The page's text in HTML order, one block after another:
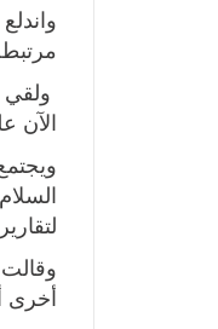
الآن
وقالت
أخرى أفادوا بأن